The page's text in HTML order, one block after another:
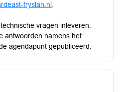
fryslan.nl
vragen inleveren.
antwoorden namens het
agendapunt gepubliceerd.